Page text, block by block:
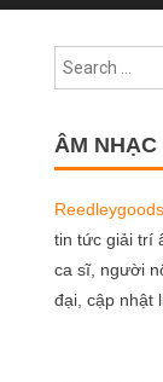
ÂM NHẠC
tin tức giải trí
ca sĩ, người
đại, cập nhật